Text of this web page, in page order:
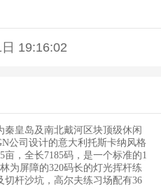
19:16:02
秦皇岛及南北戴河区块顶级休闲
公司设计的意大利托斯卡纳风格
，全长7185码，是一个标准的1
为屏障的320码长的灯光挥杆练
杆沙坑，高尔夫练习场配有36